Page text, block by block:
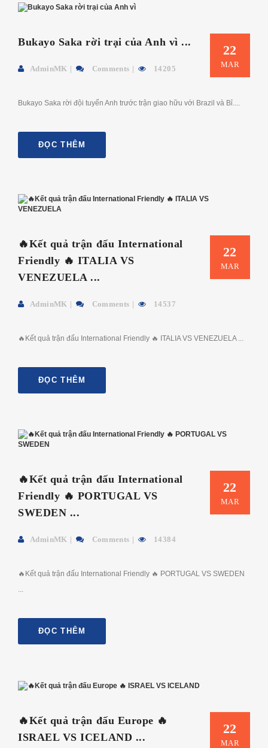
22
MAR
Bukayo Saka rời trại của Anh vì ...
AdminMK Comments 14205
Bukayo Saka rời đội tuyển Anh trước trận giao hữu với Brazil và Bỉ....
ĐỌC THÊM
22
MAR
🔥Kết quả trận đấu International
Friendly 🔥 ITALIA VS
VENEZUELA ...
AdminMK Comments 14537
🔥Kết quả trận đấu International Friendly 🔥 ITALIA VS VENEZUELA ...
ĐỌC THÊM
22
MAR
🔥Kết quả trận đấu International
Friendly 🔥 PORTUGAL VS
SWEDEN ...
AdminMK Comments 14384
🔥Kết quả trận đấu International Friendly 🔥 PORTUGAL VS SWEDEN
...
ĐỌC THÊM
22
MAR
🔥Kết quả trận đấu Europe 🔥
ISRAEL VS ICELAND ...